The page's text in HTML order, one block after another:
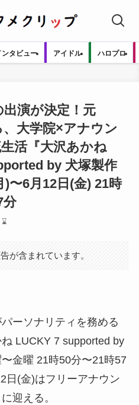
ンタビュー アイドル ハロプロ
出演が決定！元
大学院×アナウン
活『大沢あかね
by 犬塚製作
)〜6月12日(金) 21時
分
が含まれています。
ーソナリティを務める
LUCKY 7 supported by
金曜 21時50分〜21時57
日(金)はフリーアナウン
迎える。